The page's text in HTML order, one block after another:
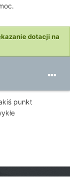
dotacji na
punkt